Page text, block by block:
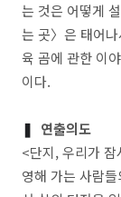
는 것은 어떻게
는 곳〉은 태어
육 곰에 관한 이
이다.
❚ 연출의도
<단지, 우리가
영해 가는 사람